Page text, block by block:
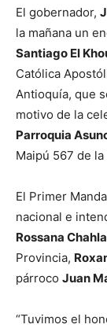
El gobernador,
la mañana un
Santiago El
Católica
Antioquía, que
motivo de la
Parroquia
Maipú 567 de
El Primer
nacional e
Rossana Chahla
Provincia,
párroco Juan
“Tuvimos el